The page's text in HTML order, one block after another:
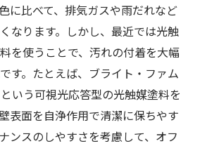
に比べて、排気ガスや雨だれなど
なります。しかし、最近では光触
を使うことで、汚れの付着を大幅
す。たとえば、ブライト・ファム
いう可視光応答型の光触媒塗料を
表面を自浄作用で清潔に保ちやす
ンスのしやすさを考慮して、オフ